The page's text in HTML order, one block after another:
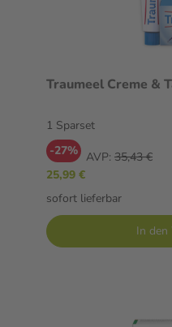
Traumeel Creme &
1 Sparset
-27% AVP: 35,43 €
25,99 €
sofort lieferbar
In den